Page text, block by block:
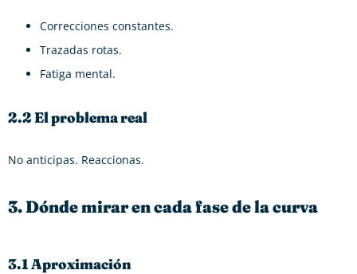
Correcciones constantes.
Trazadas rotas.
Fatiga mental.
2.2 El problema real
No anticipas. Reaccionas.
3. Dónde mirar en cada fase de la curva
3.1 Aproximación